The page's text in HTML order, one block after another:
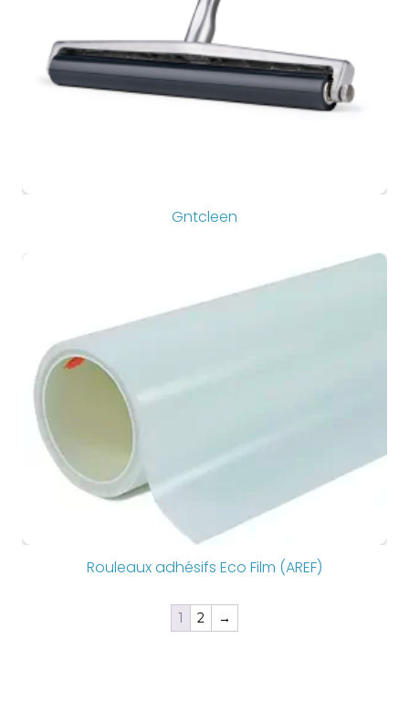
Gntcleen
Rouleaux adhésifs Eco Film (AREF)
1 2 →